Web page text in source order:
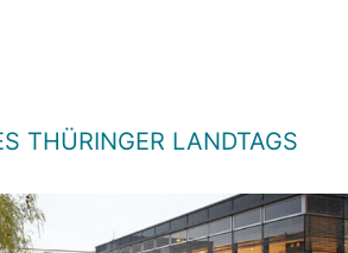
THÜRINGER LANDTAGS